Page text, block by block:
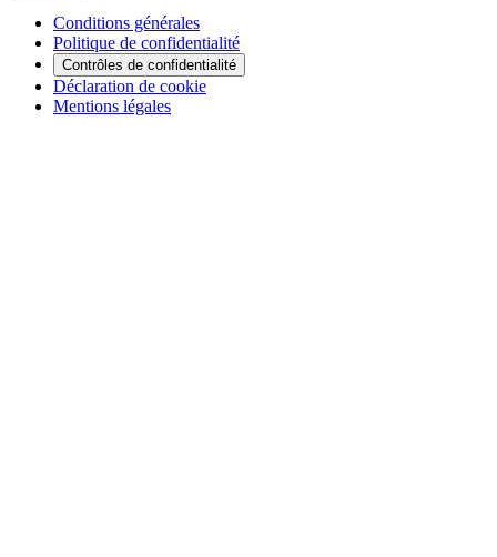
Conditions générales
Politique de confidentialité
Contrôles de confidentialité
Déclaration de cookie
Mentions légales